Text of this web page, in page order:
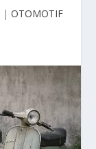
| OTOMOTIF